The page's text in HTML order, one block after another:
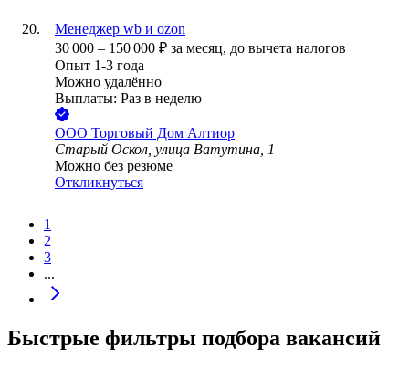
Менеджер wb и ozon
30 000 – 150 000 ₽ за месяц, до вычета налогов
Опыт 1-3 года
Можно удалённо
Выплаты: Раз в неделю
ООО Торговый Дом Алтиор
Старый Оскол, улица Ватутина, 1
Можно без резюме
Откликнуться
1
2
3
...
Быстрые фильтры подбора вакансий